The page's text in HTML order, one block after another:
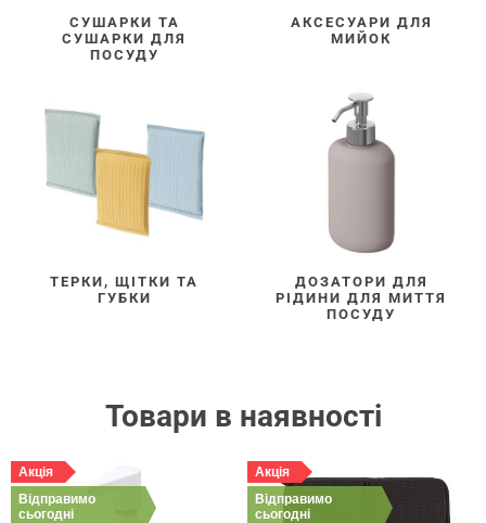
СУШАРКИ ТА
СУШАРКИ ДЛЯ
ПОСУДУ
АКСЕСУАРИ ДЛЯ
МИЙОК
ТЕРКИ, ЩІТКИ ТА
ГУБКИ
ДОЗАТОРИ ДЛЯ
РІДИНИ ДЛЯ МИТТЯ
ПОСУДУ
Товари в наявності
Акція
Відправимо
сьогодні
Акція
Відправимо
сьогодні